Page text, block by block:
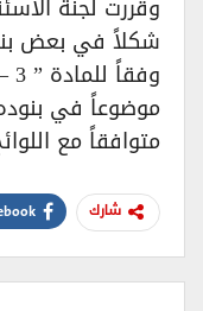
وقررت لجنة
شكلاً في بعض
موضوعاً في بنوده
متوافقاً مع
شارك